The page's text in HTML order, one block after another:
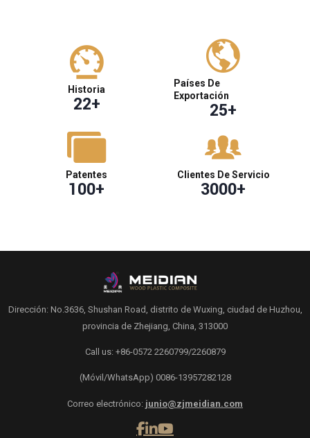
Historia
22+
Países De
Exportación
25+
Patentes
100+
Clientes De Servicio
3000+
Dirección: No.3636, Shushan Road, distrito de Wuxing, ciudad de Huzhou,
provincia de Zhejiang, China, 313000
Call us: +86-0572 2260799/2260879
(Móvil/WhatsApp) 0086-13957282128
Correo electrónico: junio@zjmeidian.com